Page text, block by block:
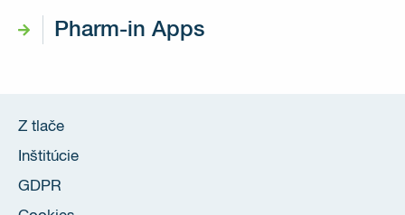
Pharm-in Apps
Z tlače
Inštitúcie
GDPR